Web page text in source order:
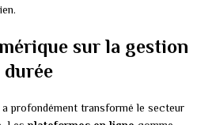
sur la gestion
a profondément transformé le secteur